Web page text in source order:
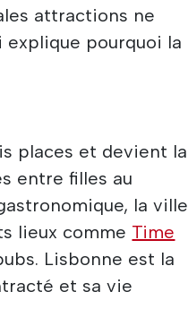
attractions ne
explique pourquoi la
places et devient la
entre filles au
la ville
lieux comme Time
Lisbonne est la
et sa vie